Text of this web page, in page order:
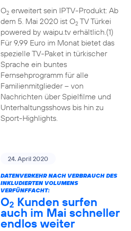
O2erweitert sein IPTV-Produkt: Ab
dem 5. Mai 2020 ist O2TV Türkei
powered by waipu.tv erhältlich.(1)
Für 9,99 Euro im Monat bietet das
spezielle TV-Paket in türkischer
Sprache ein buntes
Fernsehprogramm für alle
Familienmitglieder – von
Nachrichten über Spielfilme und
Unterhaltungsshows bis hin zu
Sport-Highlights.
24. April 2020
DATENVERKEHR NACH VERBRAUCH DES
INKLUDIERTEN VOLUMENS
VERFÜNFFACHT:
O2 Kunden surfen
auch im Mai schneller
endlos weiter